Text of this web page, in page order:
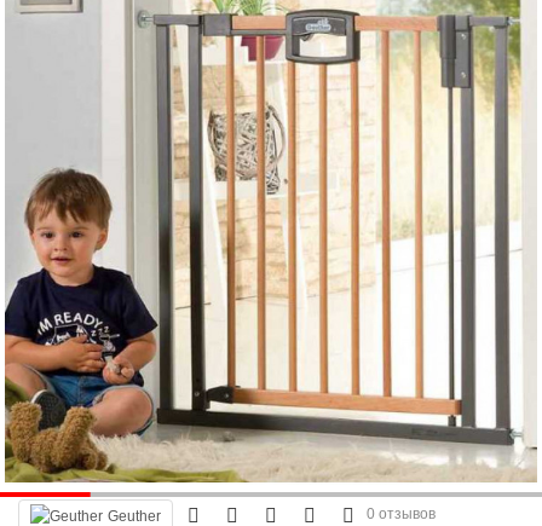
Geuther 0 отзывов